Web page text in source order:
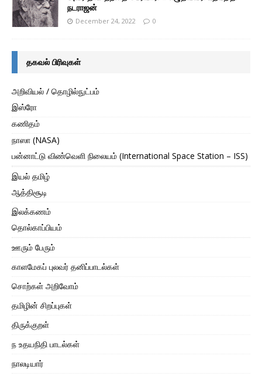
நடராஜன்
December 24, 2022 0
தகவல் பிரிவுகள்
அறிவியல் / தொழில்நுட்பம்
இஸ்ரோ
கணிதம்
நாஸா (NASA)
பன்னாட்டு விண்வெளி நிலையம் (International Space Station – ISS)
இயல் தமிழ்
ஆத்திசூடி
இலக்கணம்
தொல்காப்பியம்
ஊரும் பேரும்
காளமேகப் புலவர் தனிப்பாடல்கள்
சொற்கள் அறிவோம்
தமிழின் சிறப்புகள்
திருக்குறள்
ந உதயநிதி பாடல்கள்
நாலடியார்